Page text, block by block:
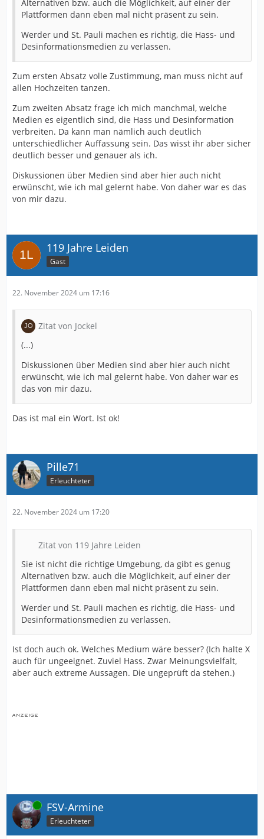
Alternativen bzw. auch die Möglichkeit, auf einer der
Plattformen dann eben mal nicht präsent zu sein.
Werder und St. Pauli machen es richtig, die Hass- und
Desinformationsmedien zu verlassen.
Zum ersten Absatz volle Zustimmung, man muss nicht auf
allen Hochzeiten tanzen.
Zum zweiten Absatz frage ich mich manchmal, welche
Medien es eigentlich sind, die Hass und Desinformation
verbreiten. Da kann man nämlich auch deutlich
unterschiedlicher Auffassung sein. Das wisst ihr aber sicher
deutlich besser und genauer als ich.
Diskussionen über Medien sind aber hier auch nicht
erwünscht, wie ich mal gelernt habe. Von daher war es das
von mir dazu.
119 Jahre Leiden
Gast
22. November 2024 um 17:16
Zitat von Jockel
(...)
Diskussionen über Medien sind aber hier auch nicht
erwünscht, wie ich mal gelernt habe. Von daher war es
das von mir dazu.
Das ist mal ein Wort. Ist ok!
Pille71
Erleuchteter
22. November 2024 um 17:20
Zitat von 119 Jahre Leiden
Sie ist nicht die richtige Umgebung, da gibt es genug
Alternativen bzw. auch die Möglichkeit, auf einer der
Plattformen dann eben mal nicht präsent zu sein.
Werder und St. Pauli machen es richtig, die Hass- und
Desinformationsmedien zu verlassen.
Ist doch auch ok. Welches Medium wäre besser? (Ich halte X
auch für ungeeignet. Zuviel Hass. Zwar Meinungsvielfalt,
aber auch extreme Aussagen. Die ungeprüft da stehen.)
Online FSV-Armine
Erleuchteter